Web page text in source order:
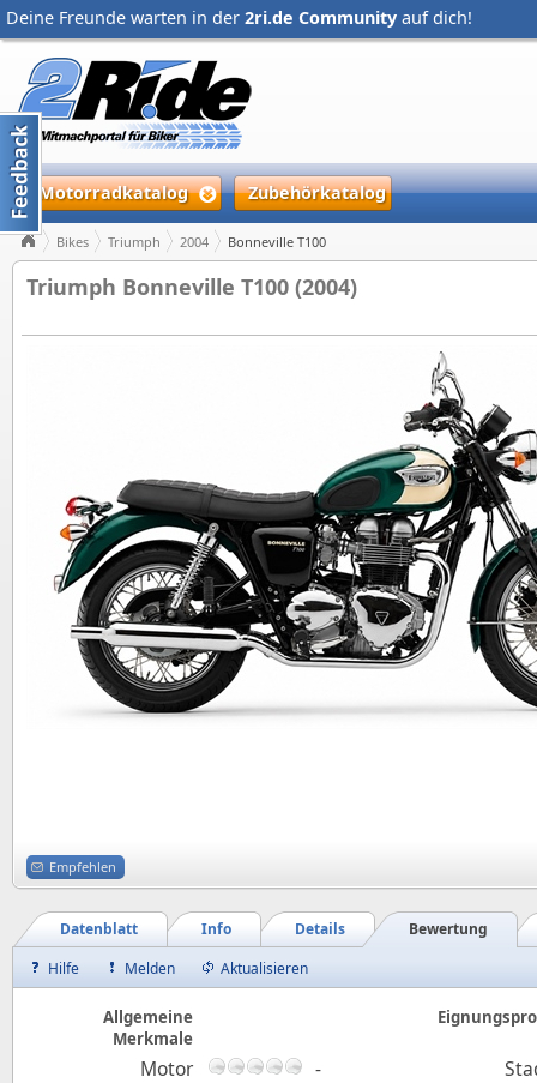
Deine Freunde warten in der 2ri.de Community auf dich!
Motorradkatalog Zubehörkatalog
Bikes Triumph 2004 Bonneville T100
Triumph Bonneville T100 (2004)
Empfehlen
Bewertung
Details
Info
Datenblatt
Hilfe
Melden Aktualisieren
Allgemeine
Merkmale
Motor
-